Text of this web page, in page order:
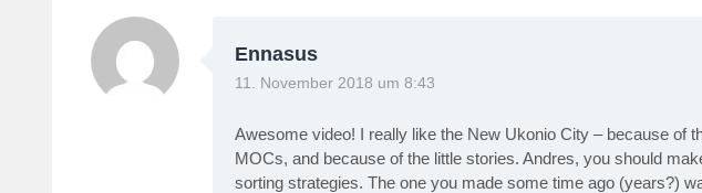
Ennasus
11. November 2018 um 8:43
Awesome video! I really like the New Ukonio City – because of
MOCs, and because of the little stories. Andres, you should
sorting strategies. The one you made some time ago (years?)